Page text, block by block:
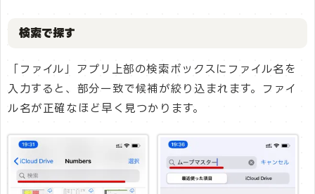
検索で探す
「ファイル」アプリ上部の検索ボックスにファイル名を
入力すると、部分一致で候補が絞り込まれます。ファイ
ル名が正確なほど早く見つかります。